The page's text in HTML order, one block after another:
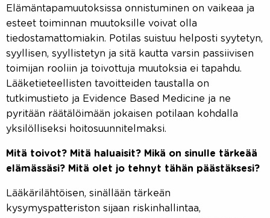
Elämäntapamuutoksissa onnistuminen on vaikeaa ja
esteet toiminnan muutoksille voivat olla
tiedostamattomiakin. Potilas suistuu helposti syytetyn,
syyllisen, syyllistetyn ja sitä kautta varsin passiivisen
toimijan rooliin ja toivottuja muutoksia ei tapahdu.
Lääketieteellisten tavoitteiden taustalla on
tutkimustieto ja Evidence Based Medicine ja ne
pyritään räätälöimään jokaisen potilaan kohdalla
yksilölliseksi hoitosuunnitelmaksi.
Mitä toivot? Mitä haluaisit? Mikä on sinulle tärkeää
elämässäsi? Mitä olet jo tehnyt tähän päästäksesi?
Lääkärilähtöisen, sinällään tärkeän
kysymyspatteriston sijaan riskinhallintaa,